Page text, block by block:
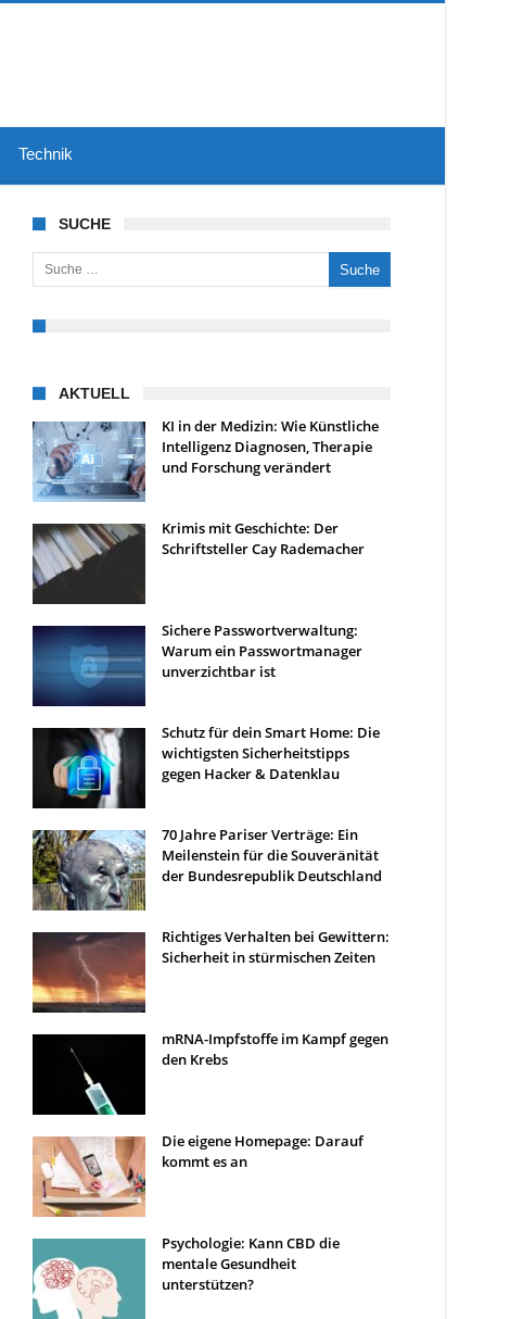
Technik
SUCHE
Suche nach:
AKTUELL
KI in der Medizin: Wie Künstliche
Intelligenz Diagnosen, Therapie
und Forschung verändert
Krimis mit Geschichte: Der
Schriftsteller Cay Rademacher
Sichere Passwortverwaltung:
Warum ein Passwortmanager
unverzichtbar ist
Schutz für dein Smart Home: Die
wichtigsten Sicherheitstipps
gegen Hacker & Datenklau
70 Jahre Pariser Verträge: Ein
Meilenstein für die Souveränität
der Bundesrepublik Deutschland
Richtiges Verhalten bei Gewittern:
Sicherheit in stürmischen Zeiten
mRNA-Impfstoffe im Kampf gegen
den Krebs
Die eigene Homepage: Darauf
kommt es an
Psychologie: Kann CBD die
mentale Gesundheit
unterstützen?